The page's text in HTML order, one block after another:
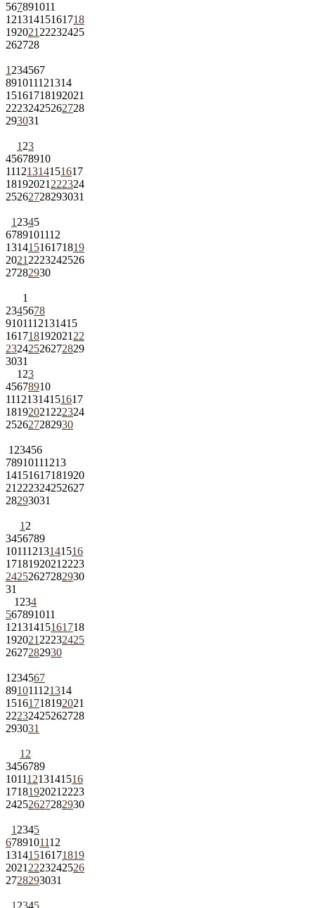
567891011
12131415161718
192021 22232425
262728
1 234567
891011121314
15161718192021
22232425262728
293031
1 23
45678910
11121314151617
18192021 222324
25262728293031
1 2345
6789101112
13141516171819
2021 2223242526
27282930
1
2345678
9101112131415
161718192021 22
23242526272829
3031
1 23
45678910
11121314151617
18192021 222324
252627282930
1 23456
78910111213
14151617181920
21 222324252627
28293031
1 2
3456789
10111213141516
1718192021 2223
24252627282930
31
1 234
567891011
12131415161718
192021 22232425
2627282930
1 234567
891011121314
15161718192021
22232425262728
293031
1 2
3456789
10111213141516
1718192021 2223
24252627282930
1 2345
6789101112
13141516171819
2021 2223242526
2728293031
1 2345